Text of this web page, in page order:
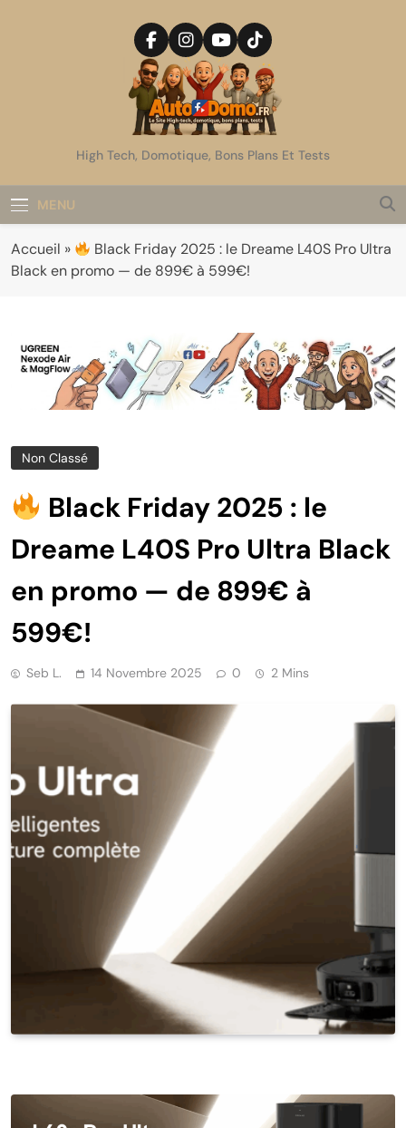
AutoDomo
High Tech, Domotique, Bons Plans Et Tests
MENU
Accueil »
Black Friday 2025 : le Dreame L40S Pro Ultra
Black en promo — de 899€ à 599€!
Non Classé
Black Friday 2025 : le
Dreame L40S Pro Ultra Black
en promo — de 899€ à
599€!
Seb L. 14 Novembre 2025 0 2 Mins